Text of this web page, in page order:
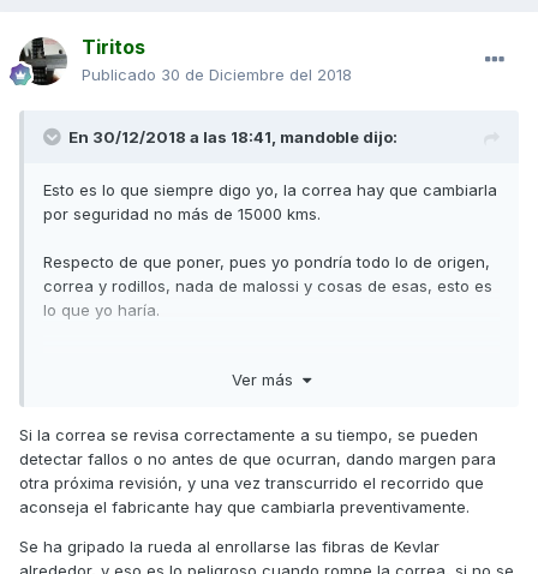
Tiritos
Publicado 30 de Diciembre del 2018
En 30/12/2018 a las 18:41, mandoble dijo:
Esto es lo que siempre digo yo, la correa hay que cambiarla
por seguridad no más de 15000 kms.
Respecto de que poner, pues yo pondría todo lo de origen,
correa y rodillos, nada de malossi y cosas de esas, esto es
lo que yo haría.
Ver más
Si la correa se revisa correctamente a su tiempo, se pueden
detectar fallos o no antes de que ocurran, dando margen para
otra próxima revisión, y una vez transcurrido el recorrido que
aconseja el fabricante hay que cambiarla preventivamente.
Se ha gripado la rueda al enrollarse las fibras de Kevlar